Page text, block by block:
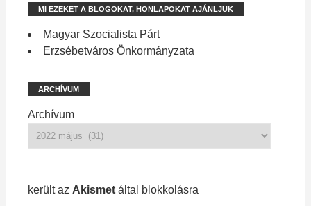
MI EZEKET A BLOGOKAT, HONLAPOKAT AJÁNLJUK
Magyar Szocialista Párt
Erzsébetváros Önkormányzata
ARCHÍVUM
Archívum
került az Akismet által blokkolásra